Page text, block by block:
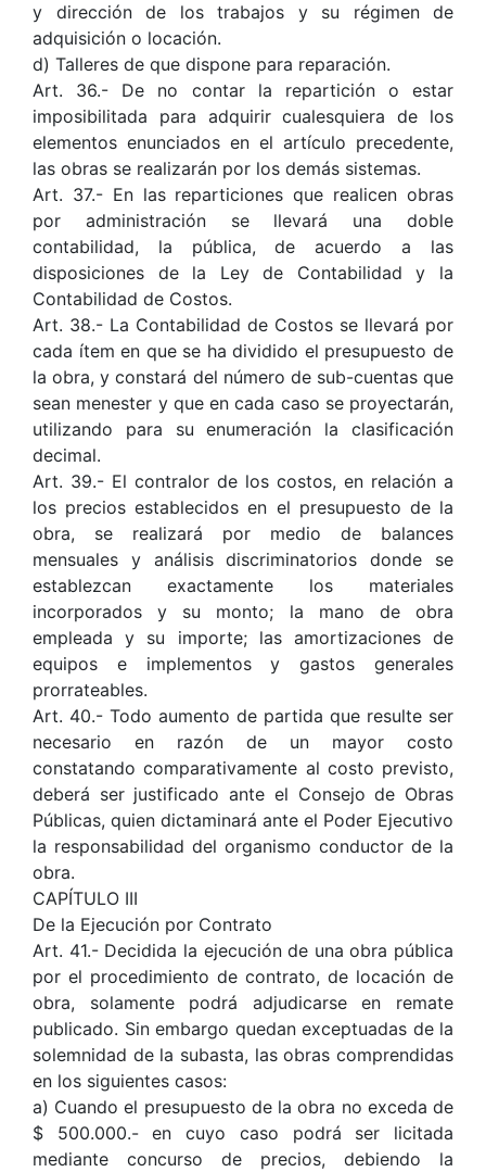
y dirección de los trabajos y su régimen de
adquisición o locación.
d) Talleres de que dispone para reparación.
Art. 36.- De no contar la repartición o estar
imposibilitada para adquirir cualesquiera de los
elementos enunciados en el artículo precedente,
las obras se realizarán por los demás sistemas.
Art. 37.- En las reparticiones que realicen obras
por administración se llevará una doble
contabilidad, la pública, de acuerdo a las
disposiciones de la Ley de Contabilidad y la
Contabilidad de Costos.
Art. 38.- La Contabilidad de Costos se llevará por
cada ítem en que se ha dividido el presupuesto de
la obra, y constará del número de sub-cuentas que
sean menester y que en cada caso se proyectarán,
utilizando para su enumeración la clasificación
decimal.
Art. 39.- El contralor de los costos, en relación a
los precios establecidos en el presupuesto de la
obra, se realizará por medio de balances
mensuales y análisis discriminatorios donde se
establezcan exactamente los materiales
incorporados y su monto; la mano de obra
empleada y su importe; las amortizaciones de
equipos e implementos y gastos generales
prorrateables.
Art. 40.- Todo aumento de partida que resulte ser
necesario en razón de un mayor costo
constatando comparativamente al costo previsto,
deberá ser justificado ante el Consejo de Obras
Públicas, quien dictaminará ante el Poder Ejecutivo
la responsabilidad del organismo conductor de la
obra.
CAPÍTULO III
De la Ejecución por Contrato
Art. 41.- Decidida la ejecución de una obra pública
por el procedimiento de contrato, de locación de
obra, solamente podrá adjudicarse en remate
publicado. Sin embargo quedan exceptuadas de la
solemnidad de la subasta, las obras comprendidas
en los siguientes casos:
a) Cuando el presupuesto de la obra no exceda de
$ 500.000.- en cuyo caso podrá ser licitada
mediante concurso de precios, debiendo la